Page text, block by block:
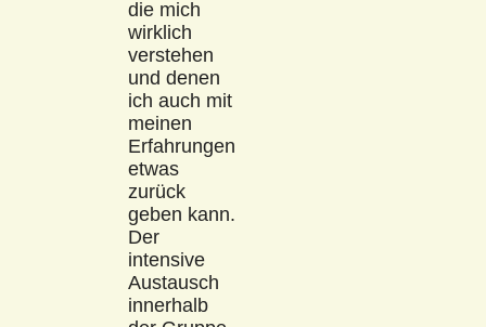
die mich
wirklich
verstehen
und denen
ich auch mit
meinen
Erfahrungen
etwas
zurück
geben kann.
Der
intensive
Austausch
innerhalb